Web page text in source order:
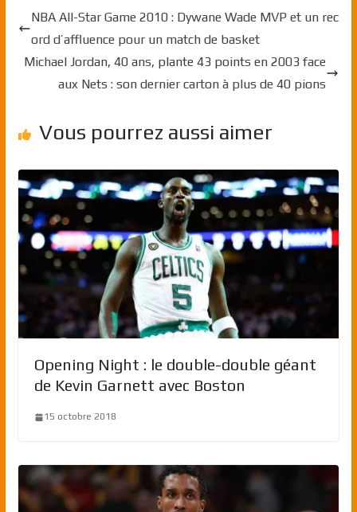
NBA All-Star Game 2010 : Dywane Wade MVP et un rec
ord d’affluence pour un match de basket
Michael Jordan, 40 ans, plante 43 points en 2003 face
aux Nets : son dernier carton à plus de 40 pions
Vous pourrez aussi aimer
Opening Night : le double-double géant
de Kevin Garnett avec Boston
15 octobre 2018